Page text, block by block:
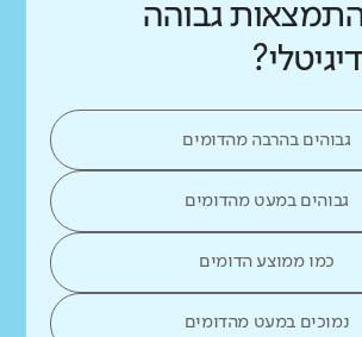
התמצאות גבוהה
גבוהים בהרבה מהדומים
גבוהים במעט מהדומים
כמו ממוצע הדומים
נמוכים במעט מהדומים